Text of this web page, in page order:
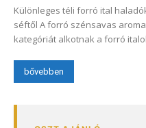
Különleges téli forró ital
séftől A forró szénsavas aromateák egy izgalmas és frissítő
kategóriát alkotnak a forró
bővebben